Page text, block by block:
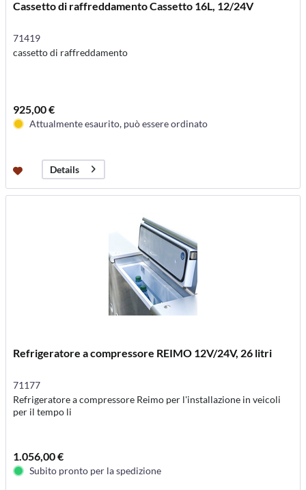
Cassetto di raffreddamento Cassetto 16L, 12/24V
71419
cassetto di raffreddamento
925,00 €
Attualmente esaurito, può essere ordinato
Details
Refrigeratore a compressore REIMO 12V/24V, 26 litri
71177
Refrigeratore a compressore Reimo per l'installazione in veicoli
per il tempo li
1.056,00 €
Subito pronto per la spedizione